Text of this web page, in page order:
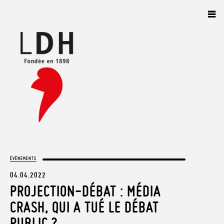
ÉVÈNEMENTS
04.04.2022
PROJECTION-DÉBAT : MÉDIA
CRASH, QUI A TUÉ LE DÉBAT